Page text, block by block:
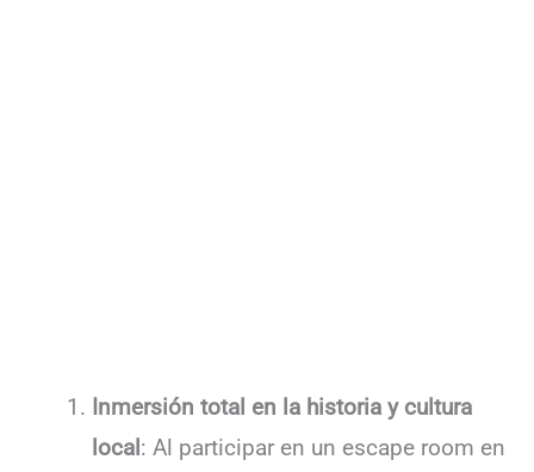
Inmersión total en la historia y cultura
local: Al participar en un escape room en